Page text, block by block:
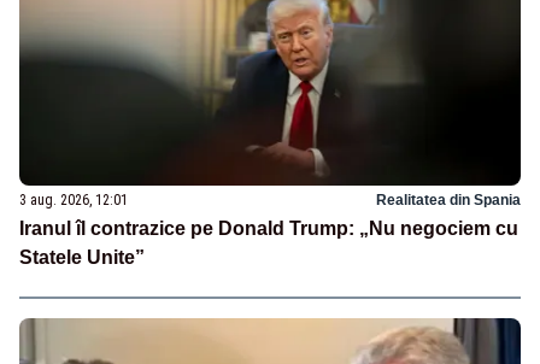
3 aug. 2026, 12:01 Realitatea din Spania
Iranul îl contrazice pe Donald Trump: „Nu negociem cu
Statele Unite”